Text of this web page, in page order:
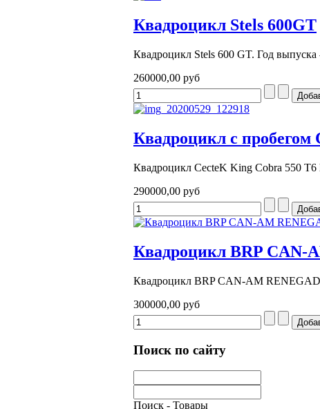
Квадроцикл Stels 600GT
Квадроцикл Stels 600 GT. Год выпуска
260000,00 руб
Квадроцикл с
Квадроцикл CecteK King Cobra 550 T6
290000,00 руб
Квадроцикл BRP CAN-
Квадроцикл BRP CAN-AM
300000,00 руб
Поиск по сайту
Поиск - Товары